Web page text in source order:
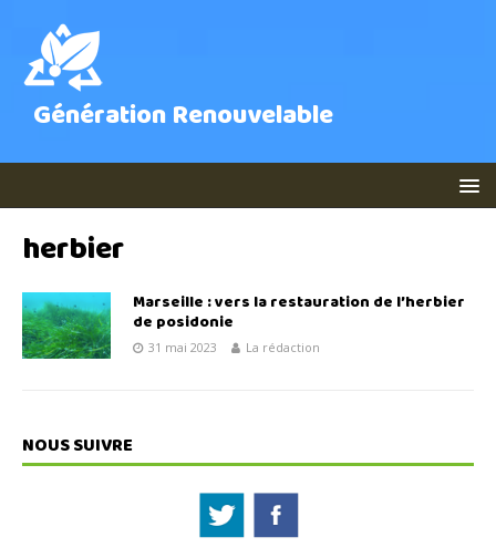
Génération Renouvelable
herbier
Marseille : vers la restauration de l’herbier
de posidonie
31 mai 2023 La rédaction
NOUS SUIVRE